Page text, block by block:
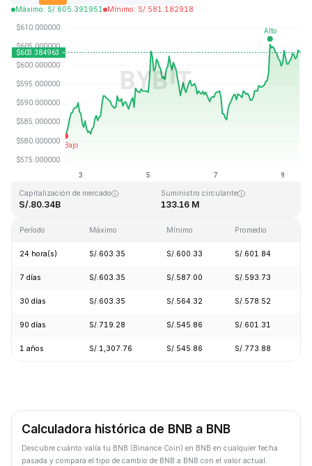
Máximo: S/. 605.391951 Mínimo: S/. 581.182918
Última actualización: 2026-08-09, 12:17 GMT+0
Máximo histórico
Capitalización de mercado
S/.80.34B
Suministro circulante
133.16 M
Período Máximo Mínimo Promedio
24 hora(s) S/.603.35 S/.600.33 S/.601.84
7 días S/.603.35 S/.587.00 S/.593.73
30 días S/.603.35 S/.564.32 S/.578.52
90 días S/.719.28 S/.545.86 S/.601.31
1 años S/.1,307.76 S/.545.86 S/.773.88
Calculadora histórica de BNB a BNB
Descubre cuánto valía tu BNB (Binance Coin) en BNB en cualquier fecha
pasada y compara el tipo de cambio de BNB a BNB con el valor actual.